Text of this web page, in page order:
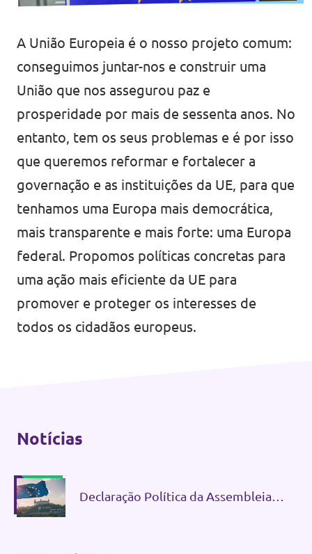
Junta-te ao Volt!
Depressão Kristin
Fazer donativo
A União Europeia é o nosso projeto comum:
conseguimos juntar-nos e construir uma
União que nos assegurou paz e
prosperidade por mais de sessenta anos. No
entanto, tem os seus problemas e é por isso
que queremos reformar e fortalecer a
governação e as instituições da UE, para que
tenhamos uma Europa mais democrática,
mais transparente e mais forte: uma Europa
federal. Propomos políticas concretas para
uma ação mais eficiente da UE para
promover e proteger os interesses de
todos os cidadãos europeus.
Notícias
Declaração Política da Assembleia